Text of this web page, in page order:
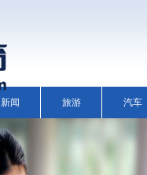
新闻 旅游 汽车